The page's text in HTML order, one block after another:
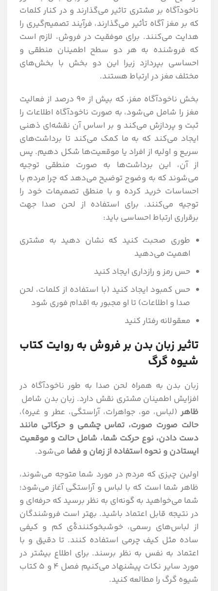
ناخودآگاه بر مشتری تاثیر می‌گذارند و در کنار کلمات
که بر مغز آگاه تأثیر می‌گذارند، فرآیند تصمیم‌گیری را
هدایت می‌کنند. برای موفقیت در فروش، لازم است
که فروشنده به هر دو سطح اطمینان منطقی و
احساسی بپردازد زیرا این دو بخش با بخش‌های
مختلف مغز در ارتباط هستند.
بخش ناخودآگاه مغز، که بیش از ۹۰ درصد از فعالیت
مغز را شامل می‌شود، به صورت ناخودآگاه اطلاعات را
ثبت و پردازش می‌کند و بر اساس آن نقشه‌ای ذهنی
ایجاد می‌کند که به ما کمک می‌کند تا برداشت‌های
سریع و اولیه از افراد یا موقعیت‌ها شکل دهیم. پس
از آن، این برداشت‌ها به صورت منطقی توجیه
می‌شوند که به وضوح توضیح می‌دهد که چرا مردم با
احساسات خرید کرده و با منطق تصمیمات خود را
توجیه می‌کنند. برای استفاده از لحن صدا جهت
برقراری ارتباط احساسی باید:
طوری صحبت کنید که نشان دهید به مشتری
اهمیت می‌دهید
حس رمز و رازداری ایجاد کنید
حس کمبود ایجاد کنید (با استفاده از کلمات، لحن
صدا و اطلاعات) تا او مجبور به اقدام فوری شود
معقولانه رفتار کنید
تاثیر زبان بدن بر فروش به روایت کتاب
شیوه گرگ
زبان بدن به همراه لحن صدا به طور ناخودآگاه در
افزایش اطمینان مشتری نقش دارد. زبان بدن شامل
ظاهر (لباس، مو، جواهرات، آراستگی، عطر و غیره)،
حالت صورت صورت، تماس چشمی و حرکاتی مانند
دست دادن، نوع حرکت شما، شامل حالت و موقعیت
ایستادن و نحوه استفاده از زمان و فضا می‌شود.
اولین چیزی که مردم در مورد شما متوجه می‌شوند،
ظاهر شما است که با لباس و آراستگی آغاز می‌شود؛
شما می‌خواهید به گونه‌ای به نظر برسید که حرفه‌ای و
در نتیجه قابل اعتماد باشید. بهتر است فروشندگان
از لباس‌های رسمی، خوشبخوکنندۀی کم و کیفی
ساده مثل کیف چرمی استفاده کنند. تا دقیق و با
اعتماد به نفس به نظر برسند. برای اطلاع بیشتر در
مورد سایر نکات پیشنهاد می‌کنیم فصل 4 و 5 کتاب
شیوه گرگ را مطالعه کنید.